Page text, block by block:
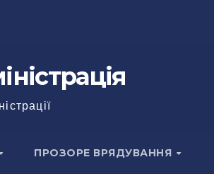
ПРОЗОРЕ ВРЯДУВАННЯ